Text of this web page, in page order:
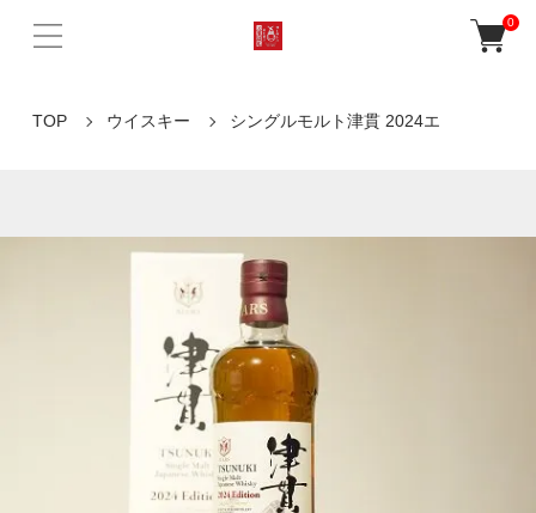
0
TOP ウイスキー シングルモルト津貫 2024エ